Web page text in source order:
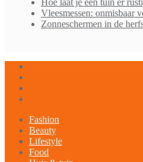
Hoe laat je een tuin er
Vleesmessen: onmisbaar
Zonneschermen in de
Fashion
Beauty
Lifestyle
Food